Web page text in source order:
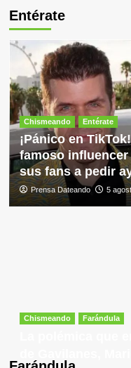
Entérate
Chismeando Entérate
¡Pánico en
famoso
sus fans a pedir
Prensa Dateando 5
Chismeando Farándula